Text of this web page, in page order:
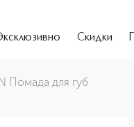
Скидки
Помада для губ